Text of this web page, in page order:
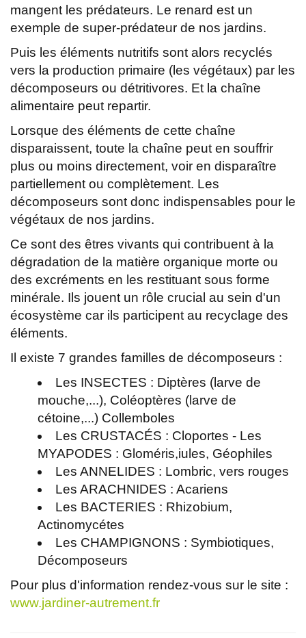
mangent les prédateurs. Le renard est un
exemple de super-prédateur de nos jardins.
Puis les éléments nutritifs sont alors recyclés
vers la production primaire (les végétaux) par les
décomposeurs ou détritivores. Et la chaîne
alimentaire peut repartir.
Lorsque des éléments de cette chaîne
disparaissent, toute la chaîne peut en souffrir
plus ou moins directement, voir en disparaître
partiellement ou complètement. Les
décomposeurs sont donc indispensables pour le
végétaux de nos jardins.
Ce sont des êtres vivants qui contribuent à la
dégradation de la matière organique morte ou
des excréments en les restituant sous forme
minérale. Ils jouent un rôle crucial au sein d'un
écosystème car ils participent au recyclage des
éléments.
Il existe 7 grandes familles de décomposeurs :
Les INSECTES : Diptères (larve de
mouche,...), Coléoptères (larve de
cétoine,...) Collemboles
Les CRUSTACÉS : Cloportes - Les
MYAPODES : Gloméris,iules, Géophiles
Les ANNELIDES : Lombric, vers rouges
Les ARACHNIDES : Acariens
Les BACTERIES : Rhizobium,
Actinomycétes
Les CHAMPIGNONS : Symbiotiques,
Décomposeurs
Pour plus d'information rendez-vous sur le site :
www.jardiner-autrement.fr